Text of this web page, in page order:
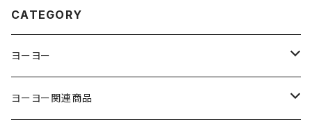
CATEGORY
ヨーヨー
ジャパンテクノロジー
ヨーヨー関連商品